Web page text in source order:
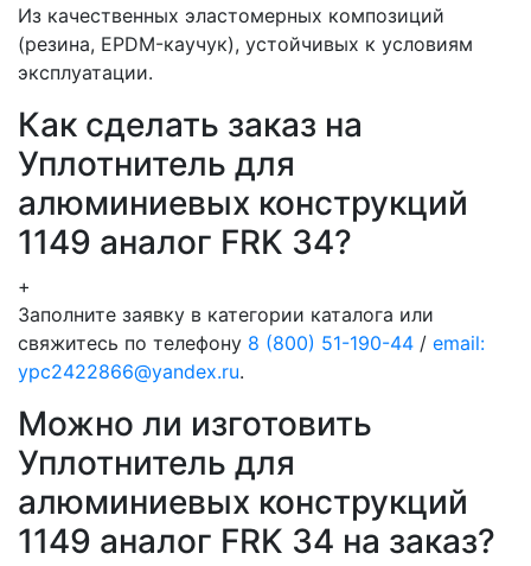
Из качественных эластомерных композиций
(резина, EPDM-каучук), устойчивых к условиям
эксплуатации.
Как сделать заказ на
Уплотнитель для
алюминиевых конструкций
1149 аналог FRK 34?
+
Заполните заявку в категории каталога или
свяжитесь по телефону 8 (800) 51-190-44 / email:
ypc2422866@yandex.ru.
Можно ли изготовить
Уплотнитель для
алюминиевых конструкций
1149 аналог FRK 34 на заказ?